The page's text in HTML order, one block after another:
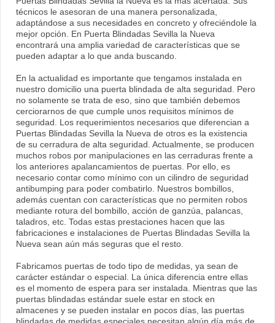
técnicos le asesoran de una manera personalizada,
adaptándose a sus necesidades en concreto y ofreciéndole la
mejor opción. En Puerta Blindadas Sevilla la Nueva
encontrará una amplia variedad de características que se
pueden adaptar a lo que anda buscando.
En la actualidad es importante que tengamos instalada en
nuestro domicilio una puerta blindada de alta seguridad. Pero
no solamente se trata de eso, sino que también debemos
cerciorarnos de que cumple unos requisitos mínimos de
seguridad. Los requerimientos necesarios que diferencian a
Puertas Blindadas Sevilla la Nueva de otros es la existencia
de su cerradura de alta seguridad. Actualmente, se producen
muchos robos por manipulaciones en las cerraduras frente a
los anteriores apalancamientos de puertas. Por ello, es
necesario contar como mínimo con un cilindro de seguridad
antibumping para poder combatirlo. Nuestros bombillos,
además cuentan con características que no permiten robos
mediante rotura del bombillo, acción de ganzúa, palancas,
taladros, etc. Todas estas prestaciones hacen que las
fabricaciones e instalaciones de Puertas Blindadas Sevilla la
Nueva sean aún más seguras que el resto.
Fabricamos puertas de todo tipo de medidas, ya sean de
carácter estándar o especial. La única diferencia entre ellas
es el momento de espera para ser instalada. Mientras que las
puertas blindadas estándar suele estar en stock en
almacenes y se pueden instalar en pocos días, las puertas